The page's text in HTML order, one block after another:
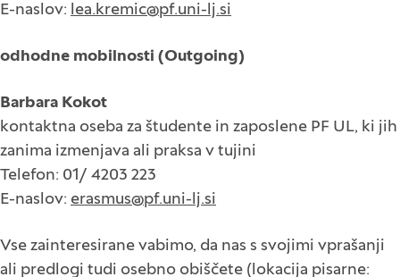
E-naslov:
lea.kremic@pf.uni-lj.si
odhodne mobilnosti (Outgoing)
Barbara Kokot
kontaktna oseba za študente in zaposlene PF UL, ki jih
zanima izmenjava ali praksa v tujini
Telefon: 01/ 4203 223
E-naslov: erasmus@pf.uni-lj.si
Vse zainteresirane vabimo, da nas s svojimi vprašanji
ali predlogi tudi osebno obiščete (lokacija pisarne: